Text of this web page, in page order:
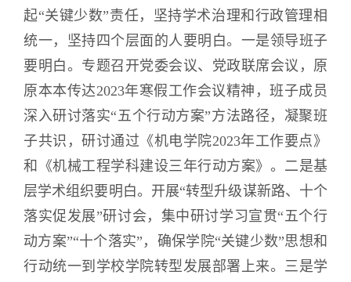
起“关键少数”责任，坚持学术治理和行政管理相
统一，坚持四个层面的人要明白。一是领导班子
要明白。专题召开党委会议、党政联席会议，原
原本本传达2023年寒假工作会议精神，班子成员
深入研讨落实“五个行动方案”方法路径，凝聚班
子共识，研讨通过《机电学院2023年工作要点》
和《机械工程学科建设三年行动方案》。二是基
层学术组织要明白。开展“转型升级谋新路、十个
落实促发展”研讨会，集中研讨学习宣贯“五个行
动方案”“十个落实”，确保学院“关键少数”思想和
行动统一到学校学院转型发展部署上来。三是学